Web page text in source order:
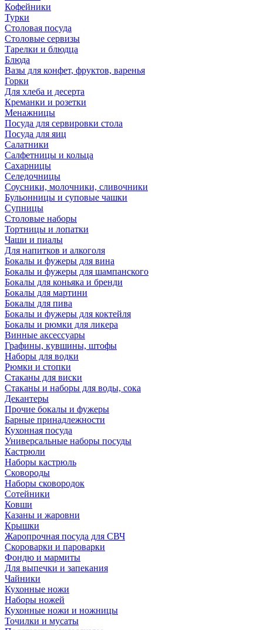
Кофейники
Турки
Столовая посуда
Столовые сервизы
Тарелки и блюдца
Блюда
Вазы для конфет, фруктов, варенья
Горки
Для хлеба и десерта
Креманки и розетки
Менажницы
Посуда для сервировки стола
Посуда для яиц
Салатники
Салфетницы и кольца
Сахарницы
Селедочницы
Соусники, молочники, сливочники
Бульонницы и суповые чашки
Супницы
Столовые наборы
Тортницы и лопатки
Чаши и пиалы
Для напитков и алкоголя
Бокалы и фужеры для вина
Бокалы и фужеры для шампанского
Бокалы для коньяка и бренди
Бокалы для мартини
Бокалы для пива
Бокалы и фужеры для коктейля
Бокалы и рюмки для ликера
Винные аксессуары
Графины, кувшины, штофы
Наборы для водки
Рюмки и стопки
Стаканы для виски
Стаканы и наборы для воды, сока
Декантеры
Прочие бокалы и фужеры
Барные принадлежности
Кухонная посуда
Универсальные наборы посуды
Кастрюли
Наборы кастрюль
Сковороды
Наборы сковородок
Сотейники
Ковши
Казаны и жаровни
Крышки
Жаропрочная посуда для СВЧ
Скороварки и пароварки
Фондю и мармиты
Для выпечки и запекания
Чайники
Кухонные ножи
Наборы ножей
Кухонные ножи и ножницы
Точилки и мусаты